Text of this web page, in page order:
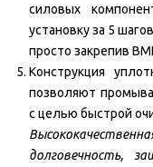
силовых
установку за 5
просто закрепив
Конструкция
позволяют
с целью быстрой
долговечность,